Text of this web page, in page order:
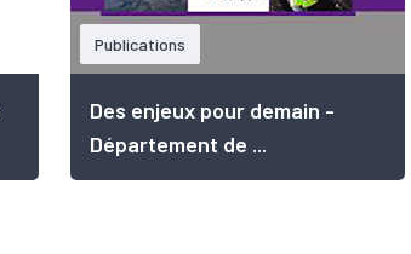
Publications
Des enjeux pour demain -
Département de ...